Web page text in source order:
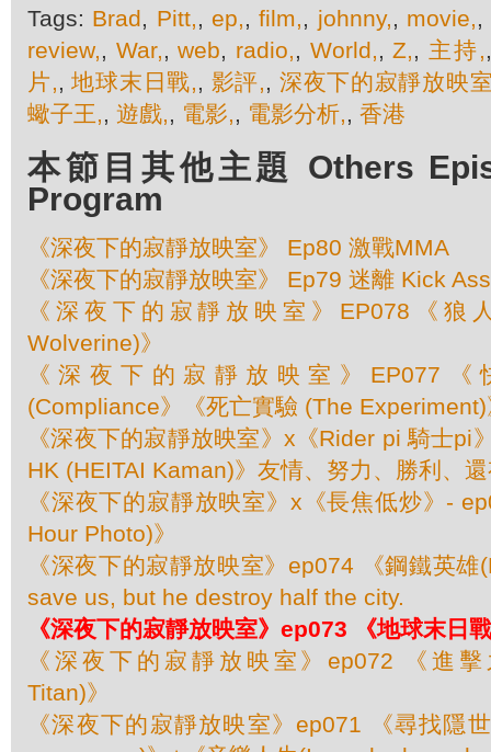
Tags: Brad, Pitt,, ep,,film,, johnny,, movie,,
review,, War,,web, radio,, World,,Z,, 主持,
片,,地球末日戰,, 影評,, 深夜下的寂靜放映
蠍子王,, 遊戲,, 電影,, 電影分析,, 香港
本節目其他主題 Others
Program
《深夜下的寂靜放映室》 Ep80 激戰MMA
《深夜下的寂靜放映室》 Ep79 迷離 Kick
《深夜下的寂靜放映室》EP078《狼
Wolverine)》
《深夜下的寂靜放映室》EP077
(Compliance》《死亡實驗 (The Experiment)
《深夜下的寂靜放映室》x《Rider pi 騎士pi
HK (HEITAI Kaman)》友情、努力、勝利、
《深夜下的寂靜放映室》x《長焦低炒》-
Hour Photo)》
《深夜下的寂靜放映室》ep074 《鋼鐵英
save us, but he destroy half the city.
《深夜下的寂靜放映室》ep073 《地球末日
《深夜下的寂靜放映室》ep072 《進
Titan)》
《深夜下的寂靜放映室》ep071 《尋找隱